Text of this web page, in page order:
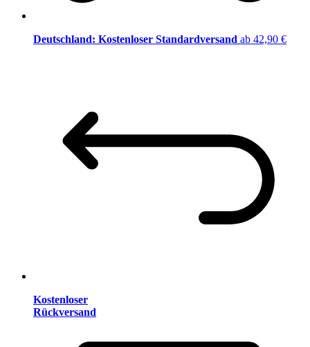
Deutschland: Kostenloser Standardversand ab 42,90 €
Kostenloser
Rückversand